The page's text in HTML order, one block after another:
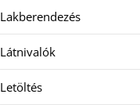
Lakberendezés
Látnivalók
Letöltés